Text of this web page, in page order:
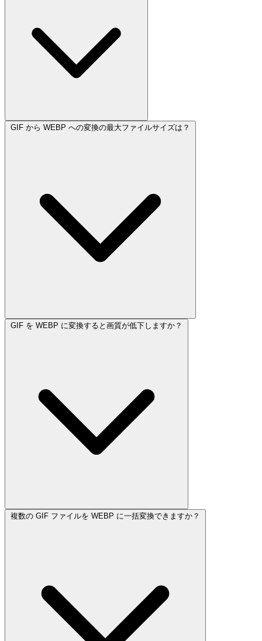
GIF から WEBP への変換の最大ファイルサイズは？
GIF を WEBP に変換すると画質が低下しますか？
複数の GIF ファイルを WEBP に一括変換できますか？